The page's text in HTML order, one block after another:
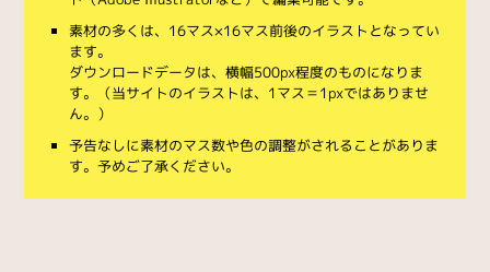
素材の多くは、16マス×16マス前後のイラストとなってい
ます。
ダウンロードデータは、横幅500px程度のものになりま
す。（当サイトのイラストは、1マス＝1pxではありませ
ん。）
予告なしに素材のマス数や色の調整がされることがありま
す。予めご了承ください。